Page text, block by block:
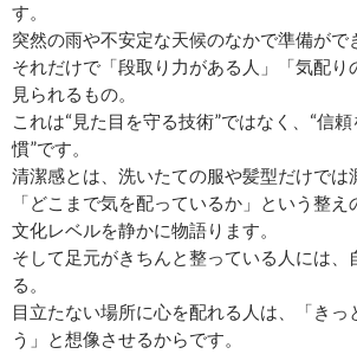
す。
突然の雨や不安定な天候のなかで準備がで
それだけで「段取り力がある人」「気配り
見られるもの。
これは“見た目を守る技術”ではなく、“信
慣”です。
清潔感とは、洗いたての服や髪型だけでは
「どこまで気を配っているか」という整
文化レベルを静かに物語ります。
そして足元がきちんと整っている人には、
る。
目立たない場所に心を配れる人は、「きっ
う」と想像させるからです。